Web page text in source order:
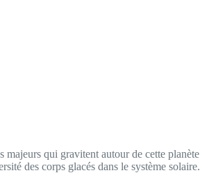
majeurs qui gravitent autour de cette planète
des corps glacés dans le système solaire.